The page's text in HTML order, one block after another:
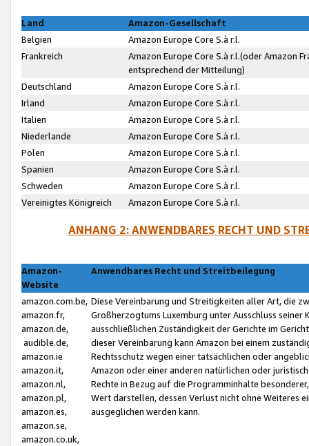
Land
Amazon-Gesellschaft
Belgien
Amazon Europe Core S.à r.l.
Frankreich
Amazon Europe Core S.à r.l.(oder Amazon
entsprechend der Mitteilung)
Deutschland
Amazon Europe Core S.à r.l.
Irland
Amazon Europe Core S.à r.l.
Italien
Amazon Europe Core S.à r.l.
Niederlande
Amazon Europe Core S.à r.l.
Polen
Amazon Europe Core S.à r.l.
Spanien
Amazon Europe Core S.à r.l.
Schweden
Amazon Europe Core S.à r.l.
Vereinigtes Königreich
Amazon Europe Core S.à r.l.
ANHANG 2: ANWENDBARES RECHT UND
Amazon-
Website
Anwendbares Recht und Streitbeilegung
amazon.com.be,
amazon.fr,
amazon.de,
audible.de,
amazon.ie
amazon.it,
amazon.nl,
amazon.pl,
amazon.es,
amazon.se,
amazon.co.uk,
Diese Vereinbarung und Streitigkeiten aller Art, die
Großherzogtums Luxemburg unter Ausschluss
ausschließlichen Zuständigkeit der Gerichte im
dieser Vereinbarung kann Amazon bei einem
Rechtsschutz wegen einer tatsächlichen oder
Amazon oder einer anderen natürlichen oder
Rechte in Bezug auf die Programminhalte
Wert darstellen, dessen Verlust nicht ohne Weiteres
ausgeglichen werden kann.